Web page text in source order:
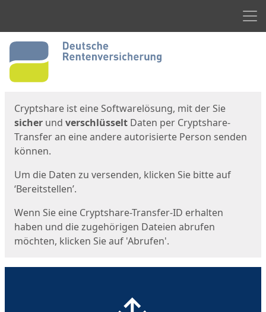
Start
Cryptshare ist eine Softwarelösung, mit der Sie
sicher und verschlüsselt Daten per Cryptshare-
Transfer an eine andere autorisierte Person senden
können.
Um die Daten zu versenden, klicken Sie bitte auf
‘Bereitstellen’.
Wenn Sie eine Cryptshare-Transfer-ID erhalten
haben und die zugehörigen Dateien abrufen
möchten, klicken Sie auf 'Abrufen'.